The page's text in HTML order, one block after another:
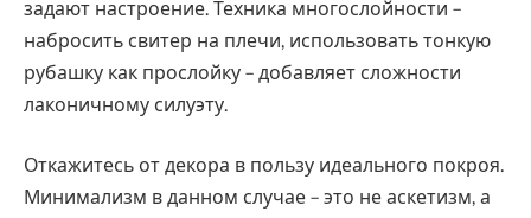
задают настроение. Техника многослойности –
набросить свитер на плечи, использовать тонкую
рубашку как прослойку – добавляет сложности
лаконичному силуэту.
Откажитесь от декора в пользу идеального покроя.
Минимализм в данном случае – это не аскетизм, а